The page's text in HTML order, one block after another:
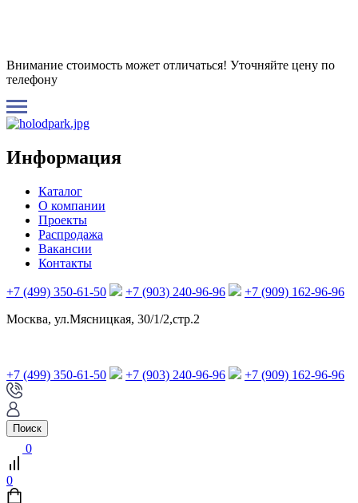
Внимание стоимость может отличаться! Уточняйте цену по
телефону
Информация
Каталог
О компании
Проекты
Распродажа
Вакансии
Контакты
+7 (499) 350-61-50 +7 (903) 240-96-96
+7 (909) 162-96-96
Москва, ул.Мясницкая, 30/1/2,стр.2
+7 (499) 350-61-50 +7 (903) 240-96-96 +7 (909) 162-96-96
Поиск
0
0